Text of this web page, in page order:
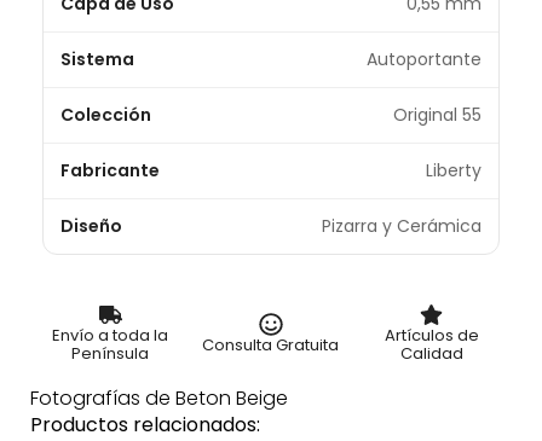
Sistema Autoportante
Colección Original 55
Fabricante Liberty
Diseño Pizarra y Cerámica
Envío a toda la
Península Consulta Gratuita Artículos de
Calidad
Fotografías de Beton Beige
Productos relacionados: